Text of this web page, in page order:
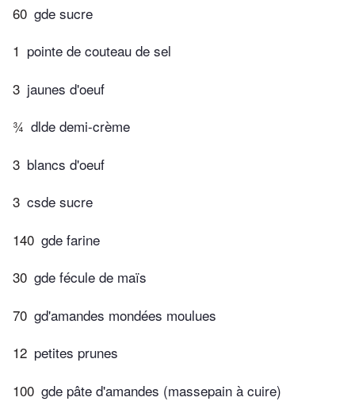
60 gde sucre
1 pointe de couteau de sel
3 jaunes d'oeuf
¾ dlde demi-crème
3 blancs d'oeuf
3 csde sucre
140 gde farine
30 gde fécule de maïs
70 gd'amandes mondées moulues
12 petites prunes
100 gde pâte d'amandes (massepain à cuire)